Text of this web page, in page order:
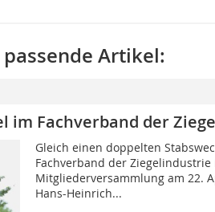
Artikel:
im Fachverband der
Gleich einen doppelten
Fachverband der Ziegelindustrie
Mitglieder­versammlung am 22.
Hans-Heinrich...